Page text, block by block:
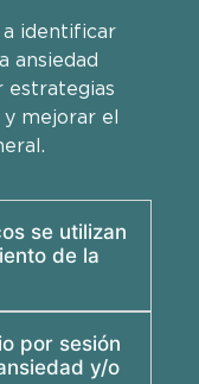
a identificar
ansiedad
estrategias
mejorar el
se utilizan
de la
por sesión
y/o